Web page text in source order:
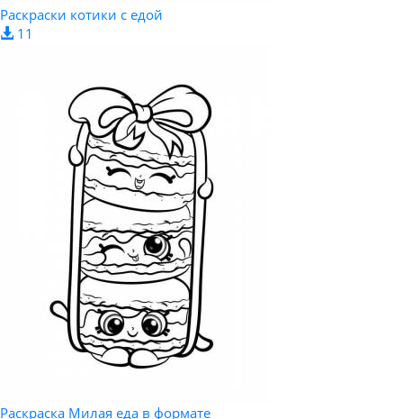
Раскраски котики с едой
11
Раскраска Милая еда в формате